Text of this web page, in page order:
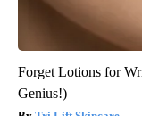
Forget Lotions for
Genius!)